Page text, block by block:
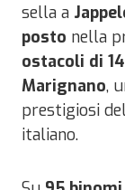
sella a
posto nella
ostacoli di
Marignano,
prestigiosi
italiano.